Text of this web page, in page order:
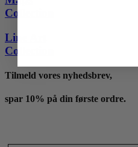
Collection
Line Art
Collection
Tilmeld vores nyhedsbrev,
spar 10% på din første ordre.